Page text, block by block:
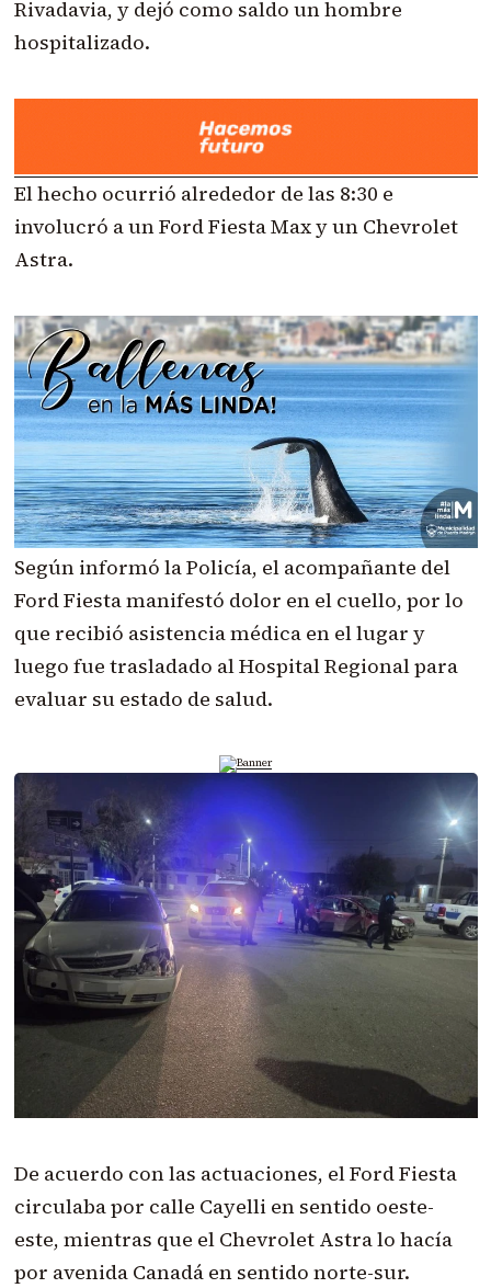
Rivadavia, y dejó como saldo un hombre
hospitalizado.
El hecho ocurrió alrededor de las 8:30 e
involucró a un Ford Fiesta Max y un Chevrolet
Astra.
Según informó la Policía, el acompañante del
Ford Fiesta manifestó dolor en el cuello, por lo
que recibió asistencia médica en el lugar y
luego fue trasladado al Hospital Regional para
evaluar su estado de salud.
De acuerdo con las actuaciones, el Ford Fiesta
circulaba por calle Cayelli en sentido oeste-
este, mientras que el Chevrolet Astra lo hacía
por avenida Canadá en sentido norte-sur.